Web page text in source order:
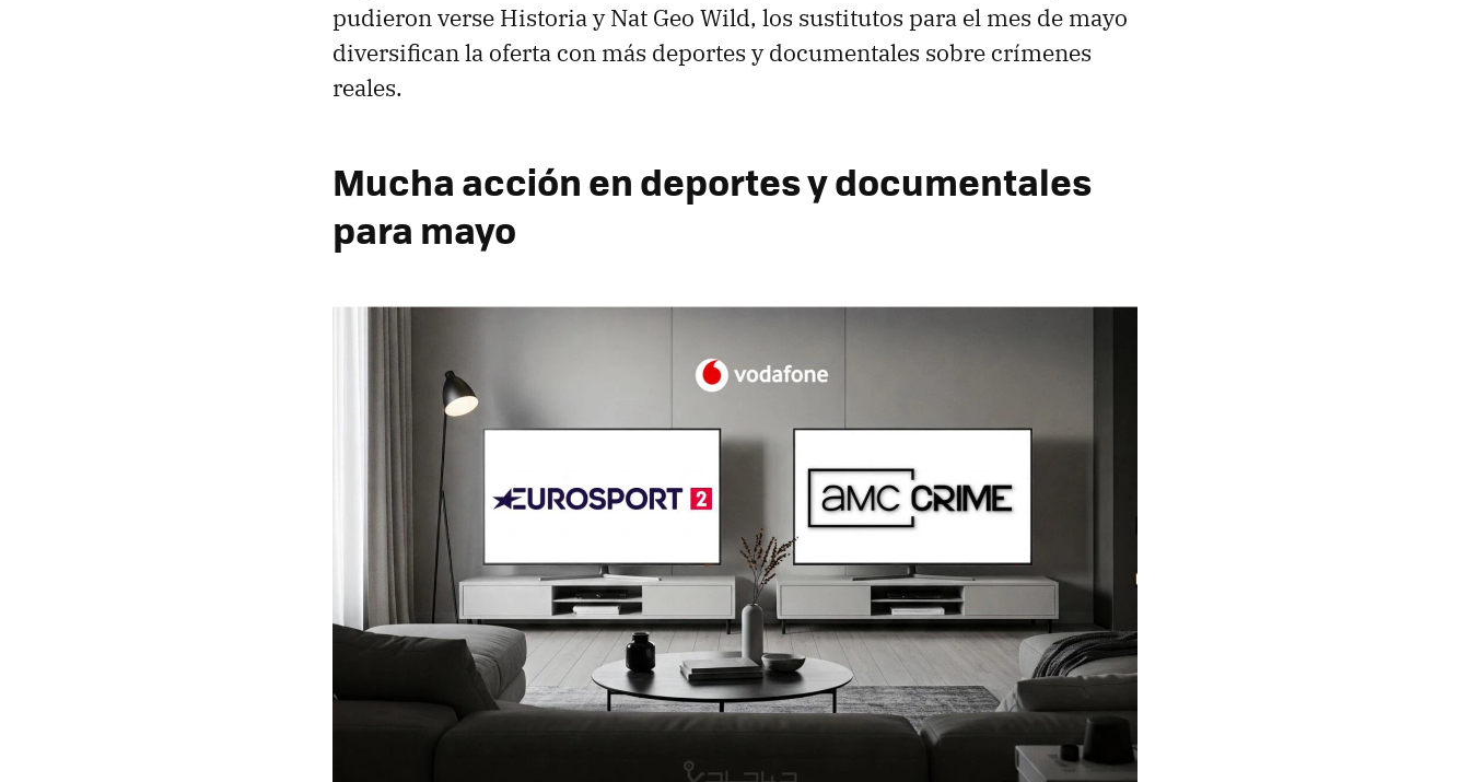
pudieron verse Historia y Nat Geo Wild, los sustitutos para el mes de mayo
diversifican la oferta con más deportes y documentales sobre crímenes
reales.
Mucha acción en deportes y documentales
para mayo